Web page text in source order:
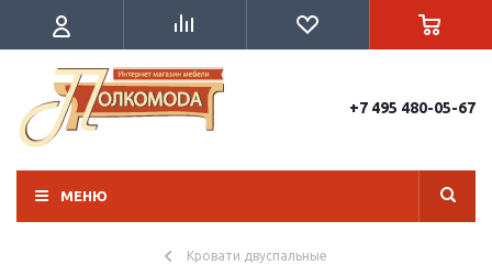
+7 495 480-05-67
МЕНЮ
Кровати двуспальные